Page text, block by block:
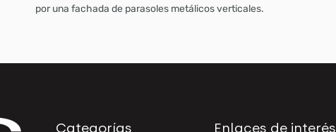
por una fachada de parasoles metálicos verticales.
Categorías Enlaces de interés